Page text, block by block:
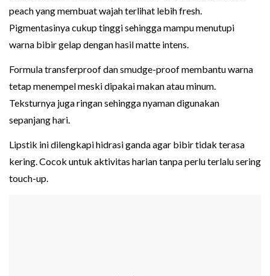
peach yang membuat wajah terlihat lebih fresh.
Pigmentasinya cukup tinggi sehingga mampu menutupi
warna bibir gelap dengan hasil matte intens.
Formula transferproof dan smudge-proof membantu warna
tetap menempel meski dipakai makan atau minum.
Teksturnya juga ringan sehingga nyaman digunakan
sepanjang hari.
Lipstik ini dilengkapi hidrasi ganda agar bibir tidak terasa
kering. Cocok untuk aktivitas harian tanpa perlu terlalu sering
touch-up.